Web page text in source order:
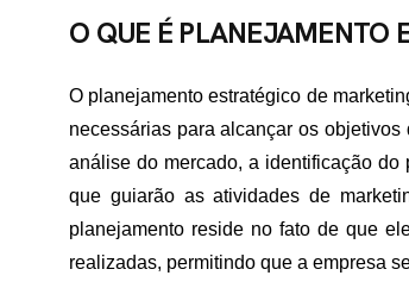
O QUE É PLANEJAMENTO
O planejamento estratégico de
necessárias para alcançar os
análise do mercado, a identificação
que guiarão as atividades de
planejamento reside no fato de que
realizadas, permitindo que a empresa